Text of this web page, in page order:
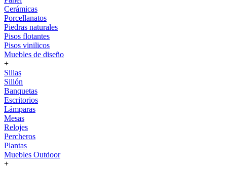
Cerámicas
Porcellanatos
Piedras naturales
Pisos flotantes
Pisos vinilicos
Muebles de diseño
+
Sillas
Sillón
Banquetas
Escritorios
Lámparas
Mesas
Relojes
Percheros
Plantas
Muebles Outdoor
+